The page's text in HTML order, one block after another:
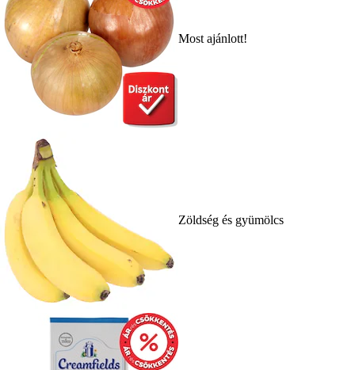
Most ajánlott!
Zöldség és gyümölcs